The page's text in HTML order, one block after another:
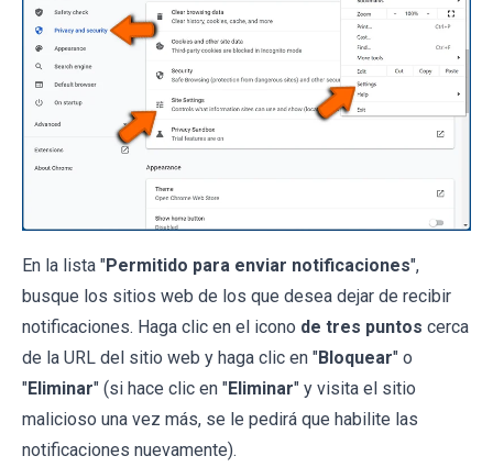
En la lista "Permitido para enviar notificaciones",
busque los sitios web de los que desea dejar de recibir
notificaciones. Haga clic en el icono de tres puntos cerca
de la URL del sitio web y haga clic en "Bloquear" o
"Eliminar" (si hace clic en "Eliminar" y visita el sitio
malicioso una vez más, se le pedirá que habilite las
notificaciones nuevamente).